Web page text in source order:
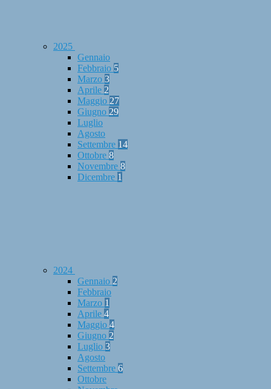
2025
Gennaio
Febbraio 5
Marzo 3
Aprile 2
Maggio 27
Giugno 29
Luglio
Agosto
Settembre 14
Ottobre 8
Novembre 8
Dicembre 1
2024
Gennaio 2
Febbraio
Marzo 1
Aprile 4
Maggio 4
Giugno 2
Luglio 3
Agosto
Settembre 6
Ottobre